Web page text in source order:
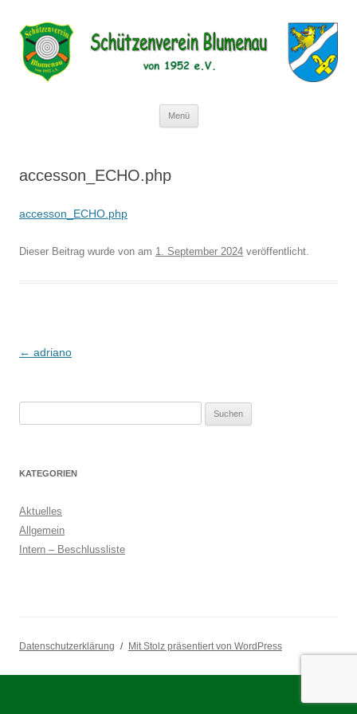
Schützenverein Blumenau von 1952
e.V.
Menü
accesson_ECHO.php
accesson_ECHO.php
Dieser Beitrag wurde von am 1. September 2024 veröffentlicht.
Beitragsnavigation
← adriano
KATEGORIEN
Aktuelles
Allgemein
Intern – Beschlussliste
Datenschutzerklärung Mit Stolz präsentiert von WordPress